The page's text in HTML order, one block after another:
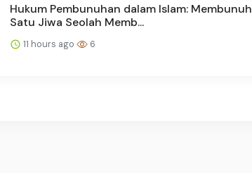
Hukum Pembunuhan dalam Islam: Membunuh
Satu Jiwa Seolah Memb...
11 hours ago 6